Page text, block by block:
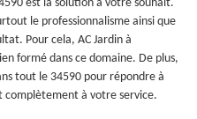
est la solution à votre souhait.
le professionnalisme ainsi que
Pour cela, AC Jardin à
formé dans ce domaine. De plus,
tout le 34590 pour répondre à
complètement à votre service.